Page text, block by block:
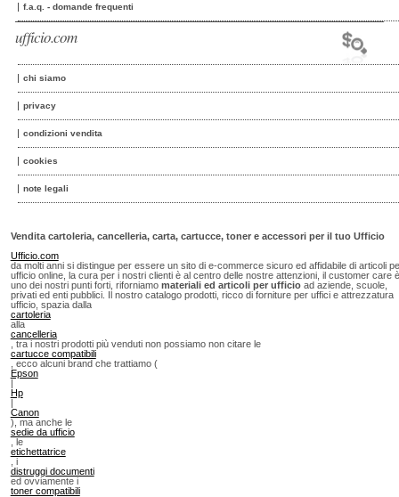
f.a.q. - domande frequenti
ufficio.com
chi siamo
privacy
condizioni vendita
cookies
note legali
Vendita cartoleria, cancelleria, carta, cartucce, toner e accessori per il tuo Ufficio
Ufficio.com
da molti anni si distingue per essere un sito di e-commerce sicuro ed affidabile di articoli
ufficio online, la cura per i nostri clienti è al centro delle nostre attenzioni, il customer care è
uno dei nostri punti forti, riforniamo materiali ed articoli per ufficioad aziende, scuole,
privati ed enti pubblici. Il nostro catalogo prodotti, ricco di forniture per uffici e attrezzatura
ufficio, spazia dalla
cartoleria
alla
cancelleria
, tra i nostri prodotti più venduti non possiamo non citare le
cartucce compatibili
, ecco alcuni brand che trattiamo (
Epson
|
Hp
|
Canon
), ma anche le
sedie da ufficio
, le
etichettatrice
, i
distruggi documenti
ed ovviamente i
toner compatibili